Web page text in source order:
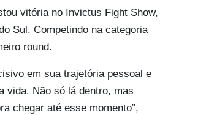
vitória no Invictus Fight Show,
Sul. Competindo na categoria
round.
em sua trajetória pessoal e
vida. Não só lá dentro, mas
chegar até esse momento”,